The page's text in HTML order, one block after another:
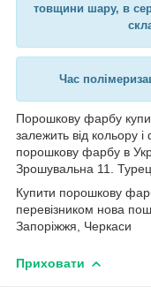
товщини шару, в
Час
Порошкову фарбу
залежить від кольору
порошкову фарбу в
Зрошувальна 11.
Купити порошкову
перевізником нова
Запоріжжя, Черкаси
Приховати